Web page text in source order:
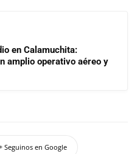
en Calamuchita:
amplio operativo aéreo y
Seguinos en Google